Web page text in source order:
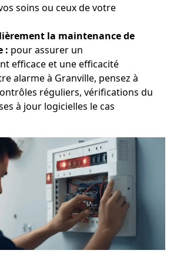
soins ou ceux de votre
la maintenance de
: pour assurer un
efficace et une efficacité
alarme à Granville, pensez à
réguliers, vérifications du
à jour logicielles le cas